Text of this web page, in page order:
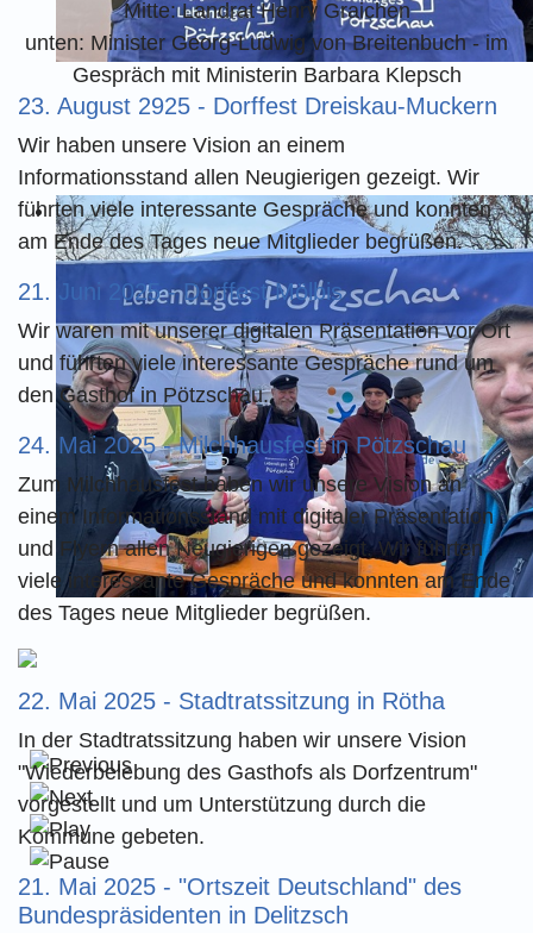
Mitte: Landrat Henry Graichen
unten: Minister Georg-Ludwig von Breitenbuch - im
Gespräch mit Ministerin Barbara Klepsch
23. August 2925 - Dorffest Dreiskau-Muckern
Wir haben unsere Vision an einem
Informationsstand allen Neugierigen gezeigt. Wir
führten viele interessante Gespräche und konnten
am Ende des Tages neue Mitglieder begrüßen.
21. Juni 2025 - Dorffest Mölbis
Wir waren mit unserer digitalen Präsentation vor Ort
und führten viele interessante Gespräche rund um
den Gasthof in Pötzschau.
24. Mai 2025 - Milchhausfest in Pötzschau
Zum Milchhausfest haben wir unsere Vision an
einem Informationsstand mit digitaler Präsentation
und Flyern allen Neugierigen gezeigt. Wir führten
viele interessante Gespräche und konnten am Ende
des Tages neue Mitglieder begrüßen.
22. Mai 2025 - Stadtratssitzung in Rötha
In der Stadtratssitzung haben wir unsere Vision
"Wiederbelebung des Gasthofs als Dorfzentrum"
vorgestellt und um Unterstützung durch die
Kommune gebeten.
21. Mai 2025 - "Ortszeit Deutschland" des
Bundespräsidenten in Delitzsch